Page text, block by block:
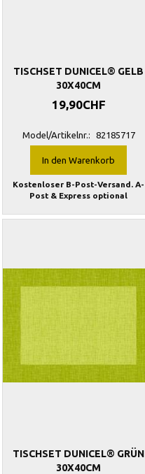
TISCHSET DUNICEL® GELB
30X40CM
19,90CHF
Model/Artikelnr.: 82185717
In den Warenkorb
Kostenloser B-Post-Versand. A-
Post & Express optional
TISCHSET DUNICEL® GRÜN
30X40CM